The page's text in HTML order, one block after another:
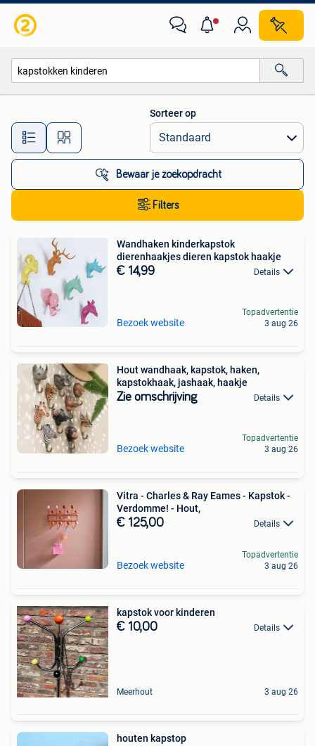
Alle afstanden…
Sorteer op
Bewaar je zoekopdracht
Filters
Wandhaken kinderkapstok
dierenhaakjes dieren kapstok haakje
€ 14,99 Details
Bezoek website
Topadvertentie
3 aug 26
Hout wandhaak, kapstok, haken,
kapstokhaak, jashaak, haakje
Zie omschrijving Details
Bezoek website
Topadvertentie
3 aug 26
Vitra - Charles & Ray Eames - Kapstok -
Verdomme! - Hout,
€ 125,00 Details
Bezoek website
Topadvertentie
3 aug 26
kapstok voor kinderen
€ 10,00 Details
Meerhout 3 aug 26
houten kapstop